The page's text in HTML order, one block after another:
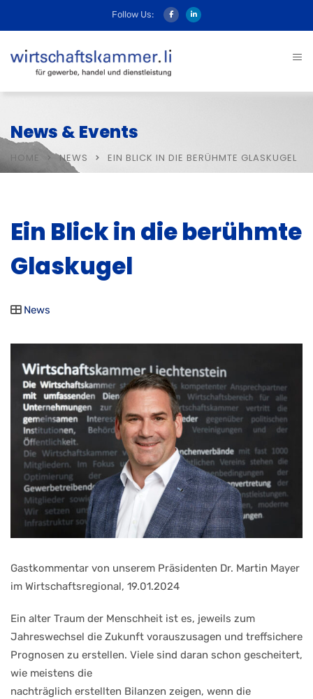
Follow Us:
News & Events
HOME NEWS EIN BLICK IN DIE BERÜHMTE GLASKUGEL
Ein Blick in die berühmte
Glaskugel
News
Gastkommentar von unserem Präsidenten Dr. Martin Mayer
im Wirtschaftsregional, 19.01.2024
Ein alter Traum der Menschheit ist es, jeweils zum
Jahreswechsel die Zukunft vorauszusagen und treffsichere
Prognosen zu erstellen. Viele sind daran schon gescheitert,
wie meistens die
nachträglich erstellten Bilanzen zeigen, wenn die